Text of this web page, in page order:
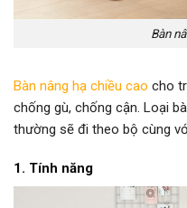
Bàn
Bàn nâng hạ chiều cao cho
chống gù, chống cận. Loại
thường sẽ đi theo bộ cùng
1. Tính năng